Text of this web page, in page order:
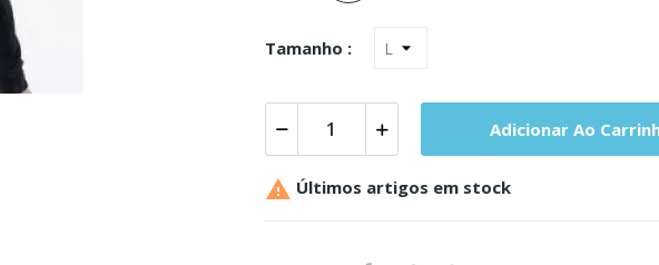
Tamanho :
Adicionar Ao
 Últimos artigos em stock